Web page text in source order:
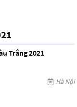
Trắng 2021
Hà Nội